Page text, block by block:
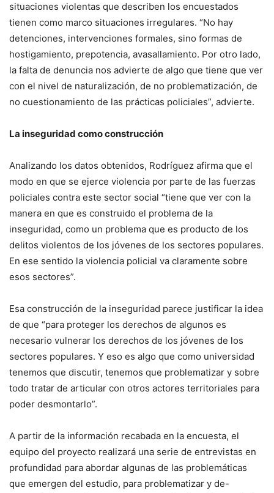
situaciones violentas que describen los encuestados
tienen como marco situaciones irregulares. “No hay
detenciones, intervenciones formales, sino formas de
hostigamiento, prepotencia, avasallamiento. Por otro lado,
la falta de denuncia nos advierte de algo que tiene que ver
con el nivel de naturalización, de no problematización, de
no cuestionamiento de las prácticas policiales”, advierte.
La inseguridad como construcción
Analizando los datos obtenidos, Rodríguez afirma que el
modo en que se ejerce violencia por parte de las fuerzas
policiales contra este sector social “tiene que ver con la
manera en que es construido el problema de la
inseguridad, como un problema que es producto de los
delitos violentos de los jóvenes de los sectores populares.
En ese sentido la violencia policial va claramente sobre
esos sectores”.
Esa construcción de la inseguridad parece justificar la idea
de que “para proteger los derechos de algunos es
necesario vulnerar los derechos de los jóvenes de los
sectores populares. Y eso es algo que como universidad
tenemos que discutir, tenemos que problematizar y sobre
todo tratar de articular con otros actores territoriales para
poder desmontarlo”.
A partir de la información recabada en la encuesta, el
equipo del proyecto realizará una serie de entrevistas en
profundidad para abordar algunas de las problemáticas
que emergen del estudio, para problematizar y de-